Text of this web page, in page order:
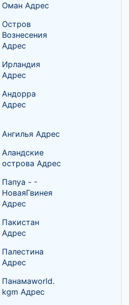
Оман Адрес
Остров
Вознесения
Адрес
Ирландия
Адрес
Андорра
Адрес
Ангилья Адрес
Аландские
острова Адрес
Папуа - -
НоваяГвинея
Адрес
Пакистан
Адрес
Палестина
Адрес
Панамаworld.
kgm Адрес